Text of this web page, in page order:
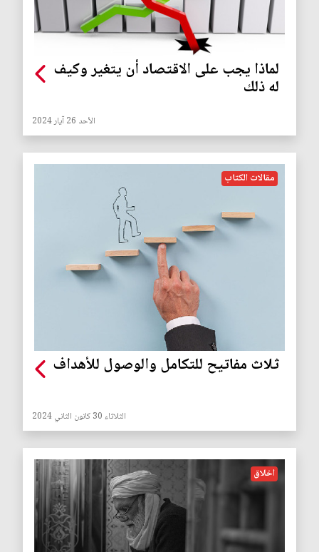
لماذا يجب على الاقتصاد أن يتغير وكيف
له ذلك
الأحد 26 آيار 2024
مقالات الكتاب
ثلاث مفاتيح للتكامل والوصول للأهداف
الثلاثاء 30 كانون الثاني 2024
اخلاق